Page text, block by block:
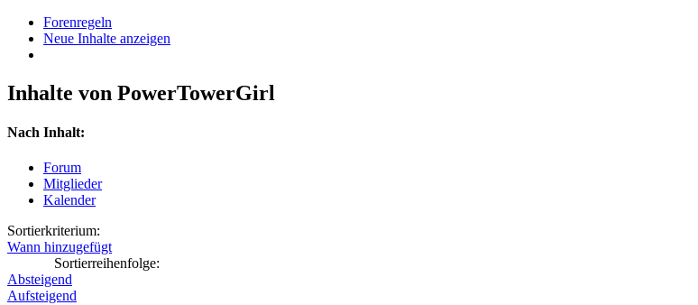
Forenregeln
Neue Inhalte anzeigen
Inhalte von PowerTowerGirl
Nach Inhalt:
Forum
Mitglieder
Kalender
Sortierkriterium:
Wann hinzugefügt
Sortierreihenfolge:
Absteigend
Aufsteigend